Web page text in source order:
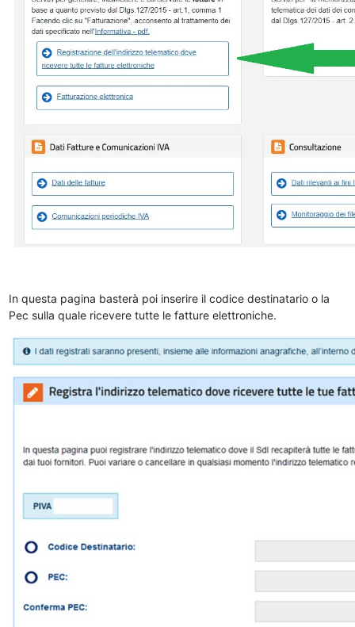
In questa pagina basterà poi inserire il codice destinatario o la
Pec sulla quale ricevere tutte le fatture elettroniche.